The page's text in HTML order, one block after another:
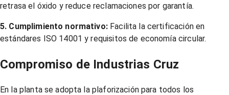
retrasa el óxido y reduce reclamaciones por garantía.
5. Cumplimiento normativo: Facilita la certificación en
estándares ISO 14001 y requisitos de economía circular.
Compromiso de Industrias Cruz
En la planta se adopta la plaforización para todos los